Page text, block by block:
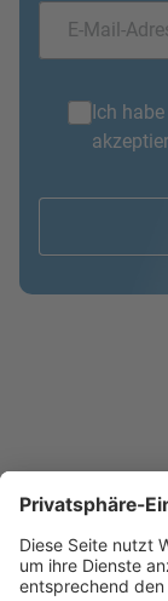
Ich